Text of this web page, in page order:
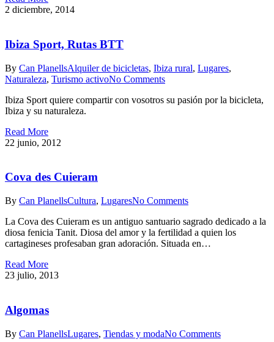
2 diciembre, 2014
Ibiza Sport, Rutas BTT
By Can PlanellsAlquiler de bicicletas, Ibiza rural, Lugares,
Naturaleza, Turismo activoNo Comments
Ibiza Sport quiere compartir con vosotros su pasión por la bicicleta,
Ibiza y su naturaleza.
Read More
22 junio, 2012
Cova des Cuieram
By Can PlanellsCultura, LugaresNo Comments
La Cova des Cuieram es un antiguo santuario sagrado dedicado a la
diosa fenicia Tanit. Diosa del amor y la fertilidad a quien los
cartagineses profesaban gran adoración. Situada en…
Read More
23 julio, 2013
Algomas
By Can PlanellsLugares, Tiendas y modaNo Comments